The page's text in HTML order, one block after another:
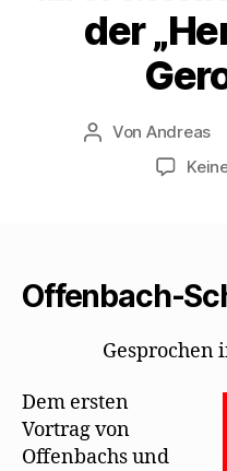
der
Beitragsautor
Von Andreas
Offenbach-
Gesprochen
Dem ersten
Vortrag von
Offenbachs und